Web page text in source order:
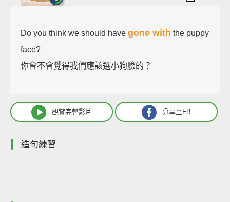
Do you think we should have gone with the puppy
face?
你會不會覺得我們應該選小狗臉的？
觀賞完整影片 分享至FB
造句練習